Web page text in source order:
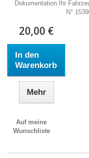
Dokumentation Ihr
N°
20,00 €
In den
Warenkorb
Mehr
Auf meine
Wunschliste